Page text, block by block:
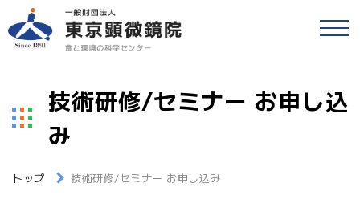
各種検査・サービス
戻る
食品等の検査
検便(腸内細菌検査)
簡易専用水道検査
各種検査窓口のご案内
技術研修/セミナー お申し込
み
トップ 技術研修/セミナー お申し込み